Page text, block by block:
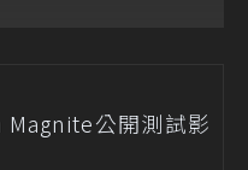
公開測試影